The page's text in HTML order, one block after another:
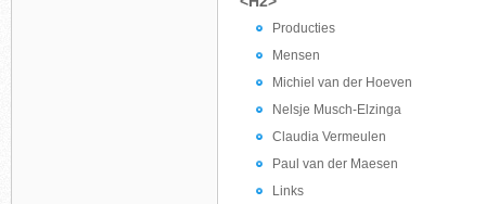
Producties
Mensen
Michiel van der Hoeven
Nelsje Musch-Elzinga
Claudia Vermeulen
Paul van der Maesen
Links